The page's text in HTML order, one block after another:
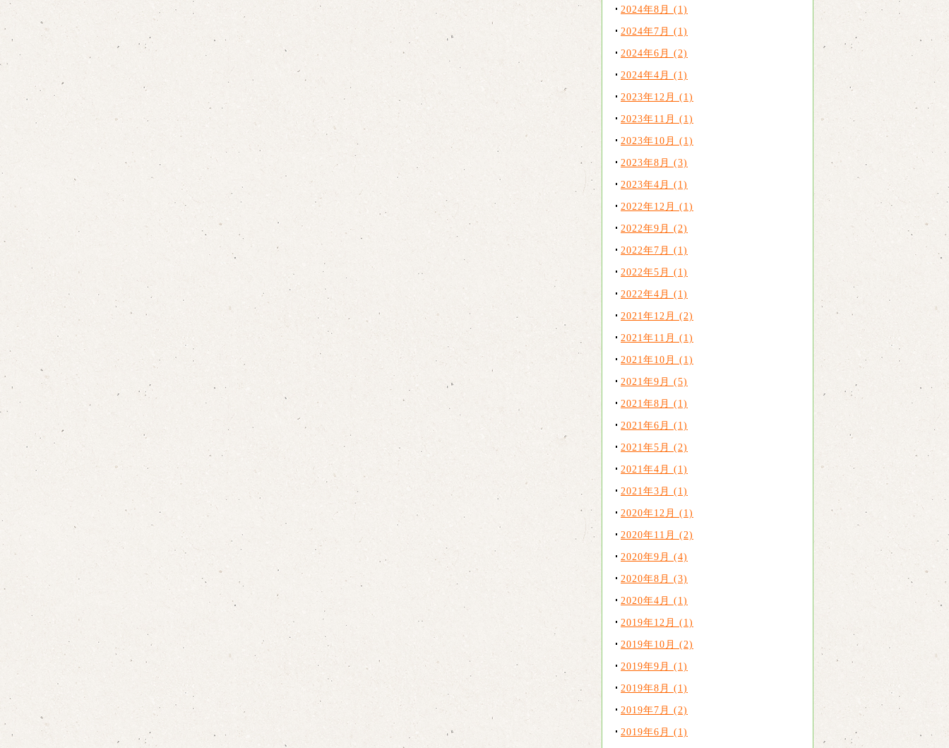
2024年8月 (1)
2024年7月 (1)
2024年6月 (2)
2024年4月 (1)
2023年12月 (1)
2023年11月 (1)
2023年10月 (1)
2023年8月 (3)
2023年4月 (1)
2022年12月 (1)
2022年9月 (2)
2022年7月 (1)
2022年5月 (1)
2022年4月 (1)
2021年12月 (2)
2021年11月 (1)
2021年10月 (1)
2021年9月 (5)
2021年8月 (1)
2021年6月 (1)
2021年5月 (2)
2021年4月 (1)
2021年3月 (1)
2020年12月 (1)
2020年11月 (2)
2020年9月 (4)
2020年8月 (3)
2020年4月 (1)
2019年12月 (1)
2019年10月 (2)
2019年9月 (1)
2019年8月 (1)
2019年7月 (2)
2019年6月 (1)